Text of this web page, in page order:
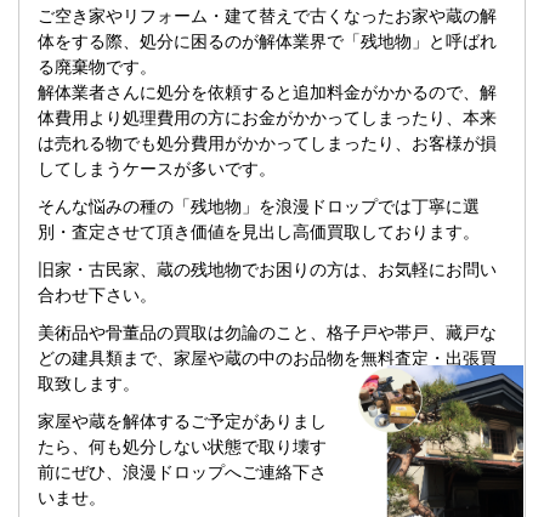
ご空き家やリフォーム・建て替えで古くなったお家や蔵の解
体をする際、処分に困るのが解体業界で「残地物」と呼ばれ
る廃棄物です。
解体業者さんに処分を依頼すると追加料金がかかるので、解
体費用より処理費用の方にお金がかかってしまったり、本来
は売れる物でも処分費用がかかってしまったり、お客様が損
してしまうケースが多いです。
そんな悩みの種の「残地物」を浪漫ドロップでは丁寧に選
別・査定させて頂き価値を見出し高価買取しております。
旧家・古民家、蔵の残地物でお困りの方は、お気軽にお問い
合わせ下さい。
美術品や骨董品の買取は勿論のこと、格子戸や帯戸、藏戸な
どの建具類まで、家屋や蔵の中のお品物を無料査定・出張買
取致します。
家屋や蔵を解体するご予定がありまし
たら、何も処分しない状態で取り壊す
前にぜひ、浪漫ドロップへご連絡下さ
いませ。